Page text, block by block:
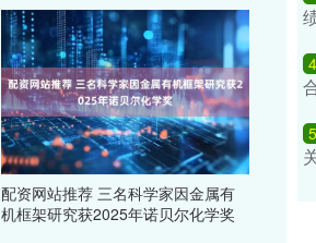
配资网站推荐 三名科学家因金属有
机框架研究获2025年诺贝尔化学奖
4
5